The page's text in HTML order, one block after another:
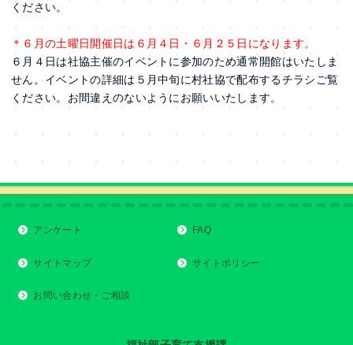
ください。
＊６月の土曜日開催日は６月４日・６月２５日になります。
６月４日は社協主催のイベントに参加のため通常開館はいたしま
せん。イベントの詳細は５月中旬に村社協で配布するチラシご覧
ください。お間違えのないようにお願いいたします。
アンケート FAQ
サイトマップ サイトポリシー
お問い合わせ・ご相談